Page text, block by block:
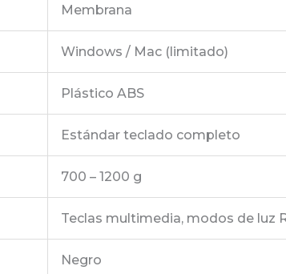
Membrana
Windows / Mac (limitado)
Plástico ABS
Estándar teclado completo
700 – 1200 g
Teclas multimedia, modos de luz
Negro